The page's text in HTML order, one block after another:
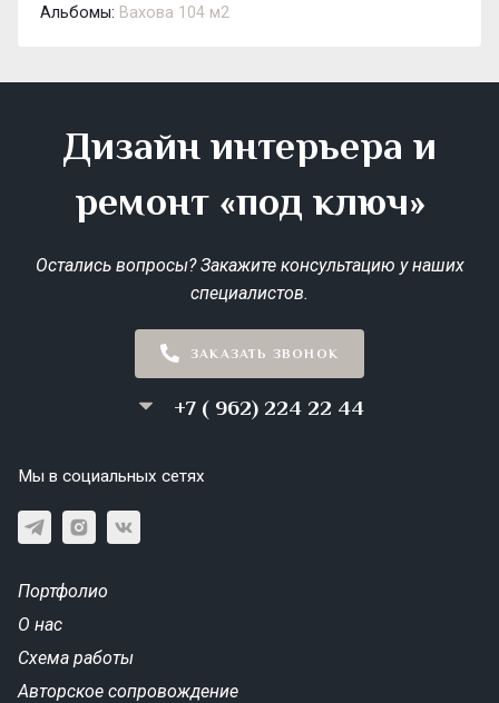
Альбомы: Вахова 104 м2
Дизайн интерьера и
ремонт «под ключ»
Остались вопросы? Закажите консультацию у наших
специалистов.
ЗАКАЗАТЬ ЗВОНОК
+7 ( 962) 224 22 44
Мы в социальных сетях
Портфолио
О нас
Схема работы
Авторское сопровождение